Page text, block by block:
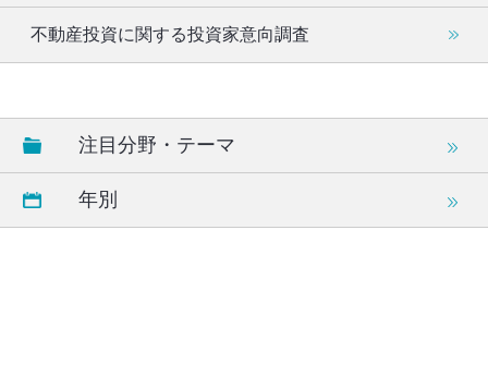
不動産投資に関する投資家意向調査
注目分野・テーマ
年別